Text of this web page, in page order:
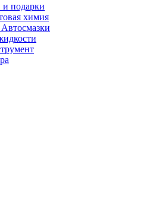
и подарки
химия